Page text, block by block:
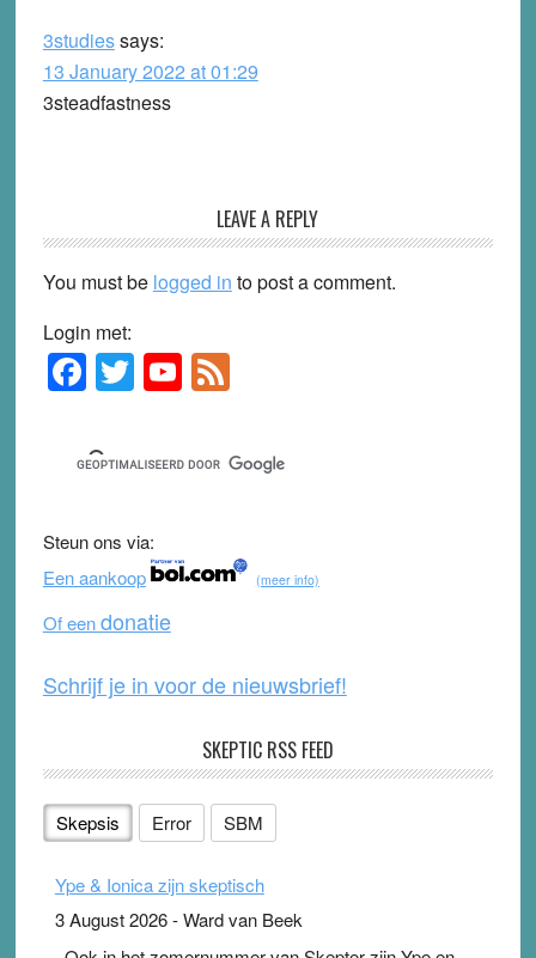
3studiessays:
13 January 2022 at 01:29
3steadfastness
LEAVE A REPLY
You must be logged in to post a comment.
Login met:
Primary
Sidebar
F
a
c
e
b
o
o
k
T
wi
tt
er
Y
o
u
T
b
e
F
e
d
Steun ons via:
Een aankoop
(meer info)
Of eendonatie
Schrijf je in voor de nieuwsbrief!
SKEPTIC RSS FEED
Skepsis Error SBM
Ype & Ionica zijn skeptisch
3 August 2026-Ward van Beek